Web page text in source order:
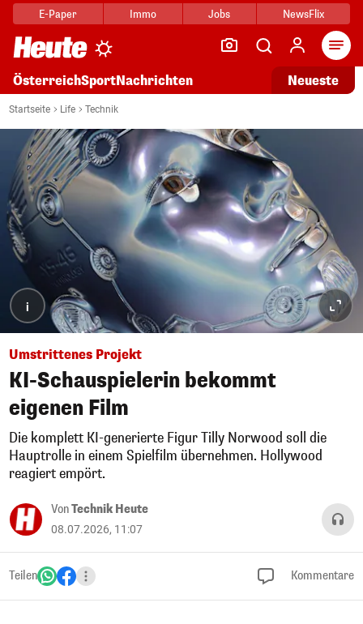
E-Paper Immo Jobs NewsFlix
ÖsterreichSportNachrichten Neueste
Startseite Life Technik
i
Umstrittenes Projekt
KI-Schauspielerin bekommt
eigenen Film
Die komplett KI-generierte Figur Tilly Norwood soll die
Hauptrolle in einem Spielfilm übernehmen. Hollywood
reagiert empört.
VonTechnik Heute
08.07.2026, 11:07
Teilen Kommentare